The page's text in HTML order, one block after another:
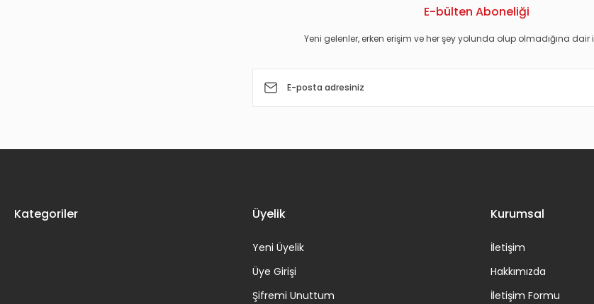
E-bülten Aboneliği
Yeni gelenler, erken erişim ve her şey yolunda olup olmadığına
Kategoriler Üyelik
Yeni Üyelik
Üye Girişi
Şifremi Unuttum
Kurumsal
İletişim
Hakkımızda
İletişim Formu